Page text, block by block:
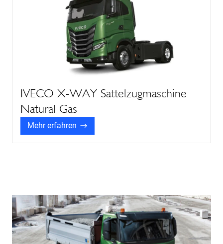
IVECO X-WAY Sattelzugmaschine
Natural Gas
Mehr erfahren